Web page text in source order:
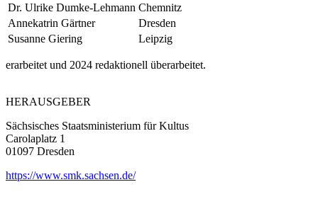
Dr. Ulrike Dumke-Lehmann Chemnitz
Annekatrin Gärtner
Dresden
Susanne Giering
Leipzig
erarbeitet und 2024 redaktionell überarbeitet.
HERAUSGEBER
Sächsisches Staatsministerium für Kultus
Carolaplatz 1
01097 Dresden
https://www.smk.sachsen.de/